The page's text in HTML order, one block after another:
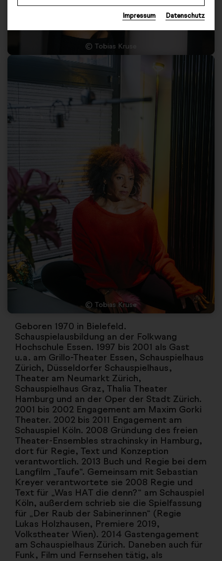
Impressum Datenschutz
© Tobias Kruse
© Tobias Kruse
Geboren 1970 in Bielefeld.
Schauspielausbildung an der Folkwang
Hochschule Essen. 1997 bis 2001 als Gast
u.a. am Grillo-Theater Essen, Schauspielhaus
Zürich, Düsseldorfer Schauspielhaus,
Theater am Neumarkt Zürich,
Schauspielhaus Graz, Thalia Theater
Hamburg und an der Oper der Stadt Zürich.
2001 bis 2002 Engagement am Maxim Gorki
Theater. 2002 bis 2011 Engagement am
Schauspiel Köln. 2008 Gründung des freien
Theater-Ensembles strachinsky in Hamburg,
dort für Regie, Text und Konzeption
verantwortlich. 2013 Buch und Regie bei dem
Langfilm „Taufe“. Gemeinsam mit Sebastian
Kreyer verantwortete sie 2008 Regie und
Text für „Was HAT die denn?“ am Schauspiel
Köln, außerdem schrieb sie die Spielfassung
für „Der Raub der Sabinerinnen“ (Regie
Lukas Holzhausen, Premiere 2019,
Volkstheater Wien). 2014 Gastengagement
am Schauspielhaus Zürich. Daneben auch für
Funk, Film und Fernsehen tätig, als